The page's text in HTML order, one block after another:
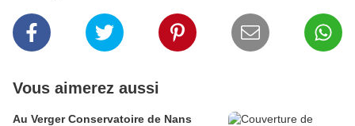
Vous aimerez aussi
Au Verger Conservatoire de Nans